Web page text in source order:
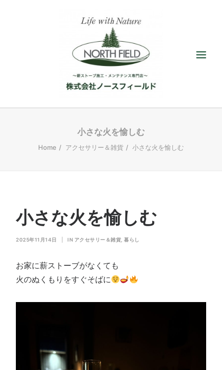
取扱い薪ストーブ
会社概要
お問い合わせ
SEARCH
小さな火を愉しむ
Home アクセサリー＆雑貨 小さな火を愉しむ
小さな火を愉しむ
2025年11月14日 IN アクセサリー＆雑貨 暮らし
お家に薪ストーブがなくても
火のぬくもりをすぐそばに